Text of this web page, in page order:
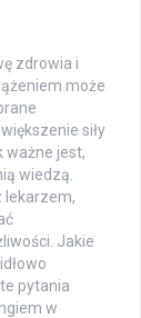
zdrowia i
może
siły
ważne jest,
wiedzą.
lekarzem,
Jakie
pytania
w